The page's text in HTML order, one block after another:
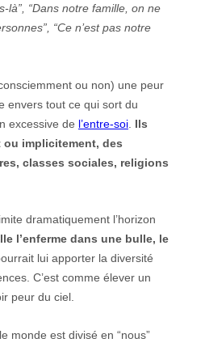
là”, “Dans notre famille, on ne
“Ce n’est pas notre
ou non) une peur
envers tout ce qui sort du
excessive de l’entre-soi Ils
implicitement, des
classes sociales, religions
dramatiquement l’horizon
l’enferme dans une bulle, le
lui apporter la diversité
C’est comme élever un
peur du ciel.
monde est divisé en “nous”